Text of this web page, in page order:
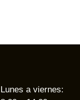
Lunes a viernes: